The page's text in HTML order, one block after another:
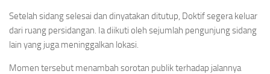
Setelah sidang selesai dan dinyatakan ditutup, Doktif segera keluar
dari ruang persidangan. Ia diikuti oleh sejumlah pengunjung sidang
lain yang juga meninggalkan lokasi.
Momen tersebut menambah sorotan publik terhadap jalannya